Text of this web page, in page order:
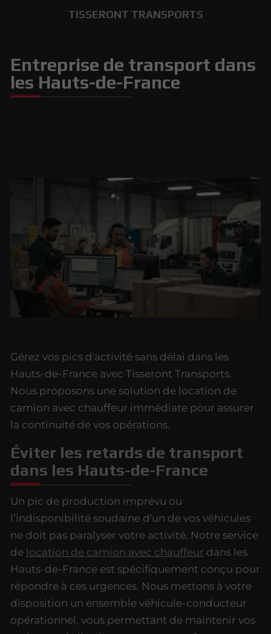
TISSERONT TRANSPORTS
Entreprise de transport dans
les Hauts-de-France
Gérez vos pics d'activité sans délai dans les
Hauts-de-France avec Tisseront Transports.
Nous proposons une solution de location de
camion avec chauffeur immédiate pour assurer
la continuité de vos opérations.
Éviter les retards de transport
dans les Hauts-de-France
Un pic de production imprévu ou
l’indisponibilité soudaine d'un de vos véhicules
ne doit pas paralyser votre activité. Notre service
de location de camion avec chauffeur dans les
Hauts-de-France est spécifiquement conçu pour
répondre à ces urgences. Nous mettons à votre
disposition un ensemble véhicule-conducteur
opérationnel, vous permettant de maintenir vos